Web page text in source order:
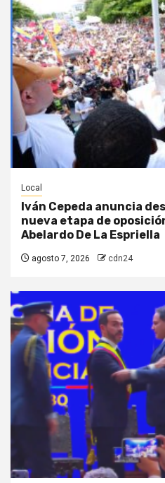
Local
Iván Cepeda anuncia
nueva etapa de
Abelardo De La Espriella
agosto 7, 2026 cdn24